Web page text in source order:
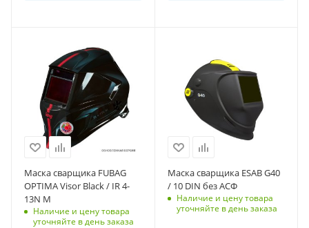
Пластик
Страна изготовления
Китай
Цвет
черные
Рабочая температура,
-5 - +55
Тип батареи
Солнечная
Маска сварщика FUBAG
OPTIMA Visor Black / IR 4-
13N M
Наличие и цену товара
уточняйте в день заказа
большой экран
Материал
Пластик
Страна изготовления
Вес, кг
Маска сварщика ESAB G40
/ 10 DIN без АСФ
Наличие и цену товара
уточняйте в день заказа